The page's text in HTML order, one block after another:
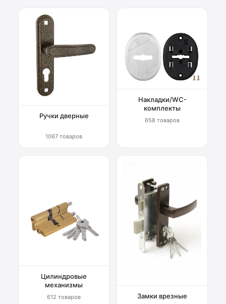
Ручки дверные
1067 товаров
Накладки/WC-
комплекты
658 товаров
Цилиндровые
механизмы
612 товаров Замки врезные